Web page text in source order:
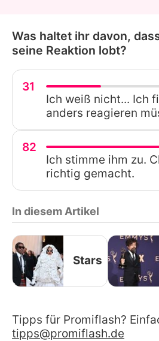
Was haltet ihr davon,
seine Reaktion lobt?
31
Ich weiß nicht... Ich
anders reagieren
82
Ich stimme ihm zu.
richtig gemacht.
In diesem Artikel
Stars
Tipps für Promiflash?
tipps@promiflash.de